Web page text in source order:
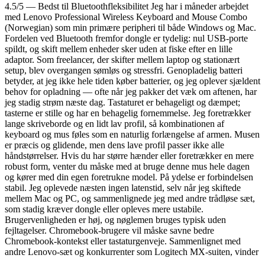
4.5/5 — Bedst til Bluetoothfleksibilitet Jeg har i måneder arbejdet
med Lenovo Professional Wireless Keyboard and Mouse Combo
(Norwegian) som min primære peripheri til både Windows og Mac.
Fordelen ved Bluetooth fremfor dongle er tydelig: nul USB-porte
spildt, og skift mellem enheder sker uden at fiske efter en lille
adaptor. Som freelancer, der skifter mellem laptop og stationært
setup, blev overgangen sømløs og stressfri. Genopladelig batteri
betyder, at jeg ikke hele tiden køber batterier, og jeg oplever sjældent
behov for opladning — ofte når jeg pakker det væk om aftenen, har
jeg stadig strøm næste dag. Tastaturet er behageligt og dæmpet;
tasterne er stille og har en behagelig fornemmelse. Jeg foretrækker
lange skriveborde og en lidt lav profil, så kombinationen af
keyboard og mus føles som en naturlig forlængelse af armen. Musen
er præcis og glidende, men dens lave profil passer ikke alle
håndstørrelser. Hvis du har større hænder eller foretrækker en mere
robust form, venter du måske med at bruge denne mus hele dagen
og kører med din egen foretrukne model. På ydelse er forbindelsen
stabil. Jeg oplevede næsten ingen latenstid, selv når jeg skiftede
mellem Mac og PC, og sammenlignede jeg med andre trådløse sæt,
som stadig kræver dongle eller opleves mere ustabile.
Brugervenligheden er høj, og nøglemen bruges typisk uden
fejltagelser. Chromebook-brugere vil måske savne bedre
Chromebook-kontekst eller tastaturgenveje. Sammenlignet med
andre Lenovo-sæt og konkurrenter som Logitech MX-suiten, vinder